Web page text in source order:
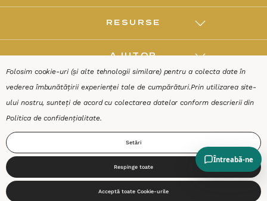
RESURSE
AJUTOR
DESPRE
Folosim cookie-uri (și alte tehnologii similare) pentru a colecta date în
vederea îmbunătățirii experienței tale de cumpărături.Prin utilizarea site-
ului nostru, sunteți de acord cu colectarea datelor conform descrierii din
Politica de confidențialitate.
Setări
Respinge toate
Acceptă toate Cookie-urile